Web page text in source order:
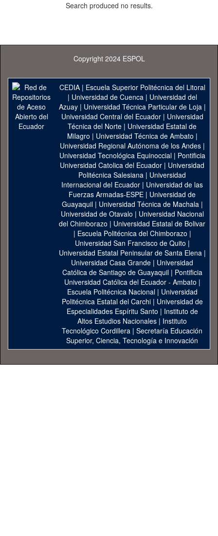
Search produced no results.
Copyright 2024 ESPOL
CEDIA| Escuela Superior Politécnica del Litoral
| Universidad de Cuenca| Universidad del
Azuay| Universidad Técnica Particular de Loja|
Universidad Central del Ecuador| Universidad
Técnica del Norte | Universidad Estatal de
Milagro | Universidad Técnica de Ambato |
Universidad Regional Autónoma de los Andes|
Universidad Tecnológica Equinoccial| Pontificia
Universidad Catolica del Ecuador | Universidad
Politécnica Salesiana | Universidad
Internacional del Ecuador | Universidad de las
Fuerzas Armadas-ESPE | Universidad de
Guayaquil| Universidad Técnica de Machala|
Universidad de Otavalo | Universidad Nacional
del Chimborazo | Universidad Estatal de Bolivar
| Escuela Politécnica del Chimborazo |
Universidad San Francisco de Quito |
Universidad Estatal Peninsular de Santa Elena|
Universidad Casa Grande | Universidad
Católica de Santiago de Guayaquil| Pontificia
Universidad Católica del Ecuador - Ambato |
Escuela Politécnica Nacional| Universidad
Politécnica Estatal del Carchi| Universidad de
Especialidades Espíritu Santo | Instituto de
Altos Estudios Nacionales | Instituto
Tecnológico Cordillera | Secretaría Educación
Superior, Ciencia, Tecnología e Innovación